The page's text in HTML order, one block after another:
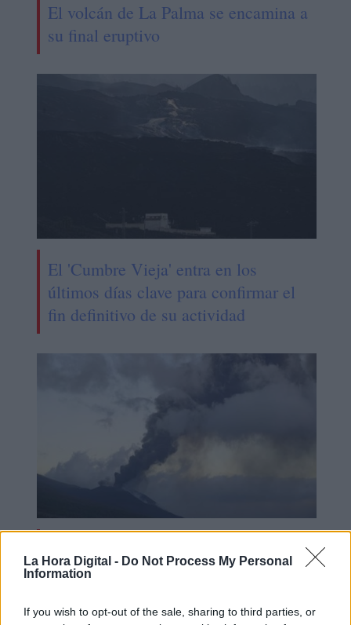
La Hora Digital - Do Not Process My Personal
Information
If you wish to opt-out of the sale, sharing to third parties, or
El volcán de La Palma se encamina a
su final eruptivo
El 'Cumbre Vieja' entra en los
últimos días clave para confirmar el
fin definitivo de su actividad
plazo para saber si el Cumbre Vieja